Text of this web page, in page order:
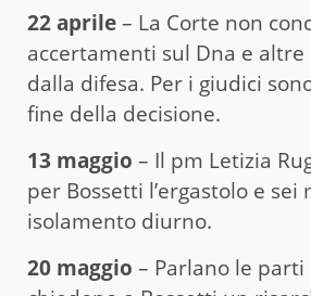
22 aprile– La Corte non
accertamenti sul Dna e
dalla difesa. Per i giudici
fine della decisione.
13 maggio – Il pm Letizia
per Bossetti l’ergastolo e sei
isolamento diurno.
20 maggio – Parlano le parti